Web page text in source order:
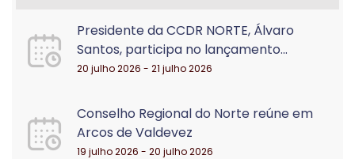
Presidente da CCDR NORTE, Álvaro
Santos, participa no lançamento...
20 julho 2026 - 21 julho 2026
Conselho Regional do Norte reúne em
Arcos de Valdevez
19 julho 2026 - 20 julho 2026